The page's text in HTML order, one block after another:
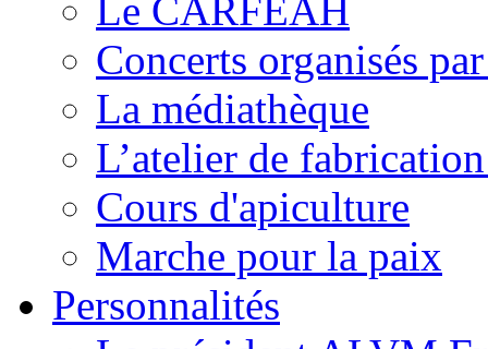
Le CARFEAH
Concerts organisés
La médiathèque
L’atelier de
Cours d'apiculture
Marche pour la paix
Personnalités